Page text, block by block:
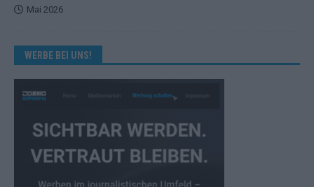
Mai 2026
WERBE BEI UNS!